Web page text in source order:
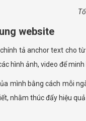
website
tả anchor text cho
hình ảnh, video để
mình bằng cách mỗi
nhằm thúc đẩy hiệu